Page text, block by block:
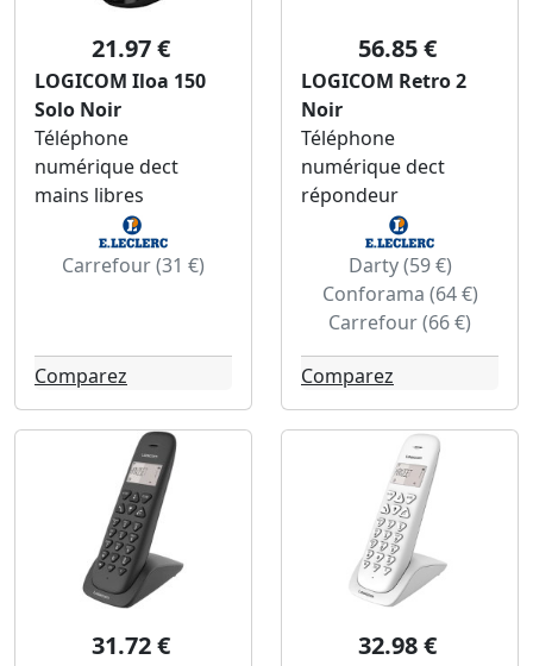
21.97 €
LOGICOM Iloa 150
Solo Noir
Téléphone
numérique dect
mains libres
Carrefour (31 €)
Comparez
56.85 €
LOGICOM Retro 2
Noir
Téléphone
numérique dect
répondeur
Darty (59 €)
Conforama (64 €)
Carrefour (66 €)
Comparez
31.72 € 32.98 €